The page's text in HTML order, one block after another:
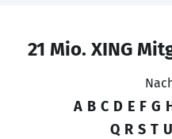
21 Mio. XING
A B C D E F G
Q R S T U